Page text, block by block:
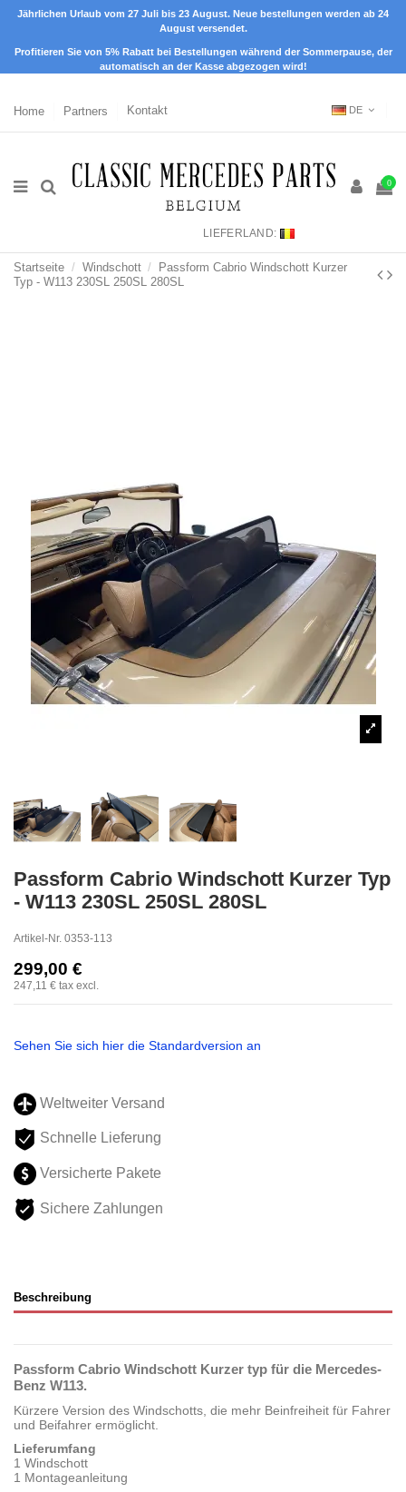
Jährlichen Urlaub vom 27 Juli bis 23 August. Neue bestellungen werden ab 24
August versendet.
Profitieren Sie von 5% Rabatt bei Bestellungen während der Sommerpause, der
automatisch an der Kasse abgezogen wird!
Home Partners Kontakt DE
0
LIEFERLAND:
Startseite Windschott
Passform Cabrio Windschott Kurzer
Typ - W113 230SL 250SL 280SL
Passform Cabrio Windschott Kurzer Typ
- W113 230SL 250SL 280SL
Artikel-Nr. 0353-113
299,00 €
247,11 € tax excl.
Sehen Sie sich hier die Standardversion an
Weltweiter Versand
Schnelle Lieferung
Versicherte Pakete
Sichere Zahlungen
Beschreibung
Passform Cabrio Windschott Kurzer typ für die Mercedes-
Benz W113.
Kürzere Version des Windschotts, die mehr Beinfreiheit für Fahrer
und Beifahrer ermöglicht.
Lieferumfang
1 Windschott
1 Montageanleitung